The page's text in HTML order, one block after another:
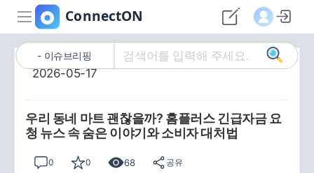
이슈브리핑
2026-05-17
우리 동네 마트 괜찮을까? 홈플러스 긴급자금 요
청 뉴스 속 숨은 이야기와 소비자 대처법
0 0 68 공유